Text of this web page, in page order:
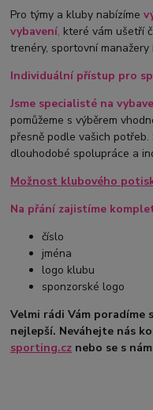
Pro týmy a kluby nabízíme
vybavení, které vám ušetří
trenéry, sportovní manažery
Individuální přístup pro
Jsme specialisté na
pomůžeme s výběrem
přesně podle vašich
dlouhodobé spolupráce a
Možnost klubového
Na přání zajistíme
číslo
jména
logo klubu
sponzorské logo
Velmi rádi Vám poradíme
nejlepší. Neváhejte nás
sporting.cz nebo se s